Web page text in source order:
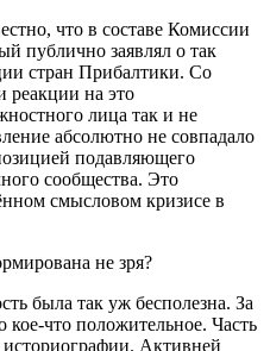
что в составе Комиссии
публично заявлял о так
стран Прибалтики. Со
реакции на это
лица так и не
абсолютно не совпадало
подавляющего
сообщества. Это
смысловом кризисе в
не зря?
была так уж бесполезна. За
что положительное. Часть
Активней